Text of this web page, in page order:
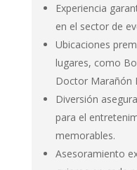
Experiencia
en el sector de
Ubicaciones
lugares, como
Doctor Marañón
Diversión
para el
memorables.
Asesoramiento